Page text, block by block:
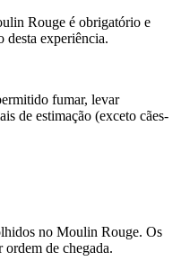
Rouge é obrigatório e
desta experiência.
fumar, levar
de estimação (exceto cães-
no Moulin Rouge. Os
ordem de chegada.